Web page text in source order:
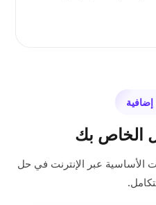
الخاص بك
الأساسية عبر الإنترنت في حل